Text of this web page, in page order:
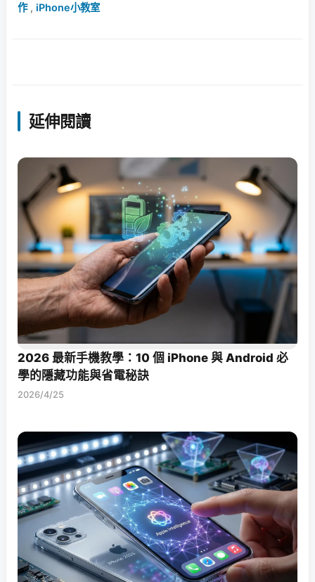
作, iPhone小教室
延伸閱讀
2026 最新手機教學：10 個 iPhone 與 Android 必
學的隱藏功能與省電秘訣
2026/4/25